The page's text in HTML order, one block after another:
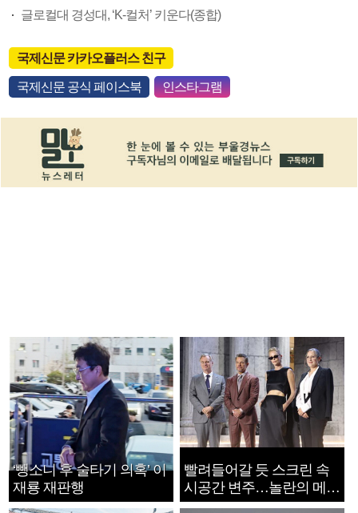
글로컬대 경성대, ‘K-컬처’ 키운다(종합)
국제신문 카카오플러스 친구
국제신문 공식 페이스북 인스타그램
‘뺑소니 후 술타기 의혹’ 이
재룡 재판행
빨려들어갈 듯 스크린 속
시공간 변주…놀란의 메시
지는 ‘전쟁 속죄’